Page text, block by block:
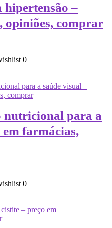
hipertensão –
opiniões, comprar
0
nutricional para a
farmácias,
0